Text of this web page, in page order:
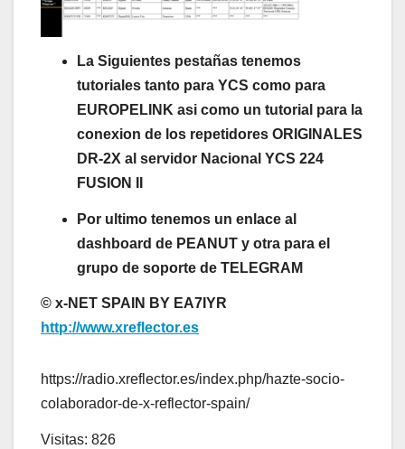
La Siguientes pestañas tenemos
tutoriales tanto para YCS como para
EUROPELINK asi como un tutorial para la
conexion de los repetidores ORIGINALES
DR-2X al servidor Nacional YCS 224
FUSION II
Por ultimo tenemos un enlace al
dashboard de PEANUT y otra para el
grupo de soporte de TELEGRAM
© x-NET SPAIN BY EA7IYR
http://www.xreflector.es
https://radio.xreflector.es/index.php/hazte-socio-
colaborador-de-x-reflector-spain/
Visitas: 826